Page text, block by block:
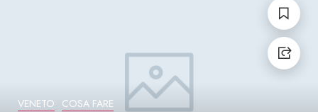
VENETO COSA FARE